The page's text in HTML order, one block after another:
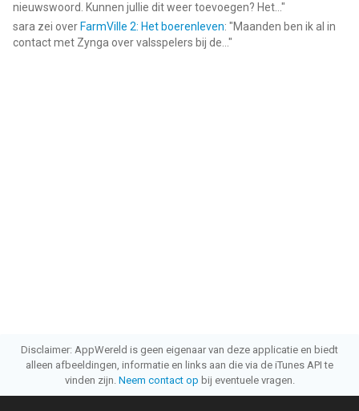
nieuwswoord. Kunnen jullie dit weer toevoegen? Het... "
sara zei over FarmVille 2: Het boerenleven: "Maanden ben ik al in
contact met Zynga over valsspelers bij de... "
Disclaimer: AppWereld is geen eigenaar van deze applicatie en biedt
alleen afbeeldingen, informatie en links aan die via de iTunes API te
vinden zijn. Neem contact op bij eventuele vragen.